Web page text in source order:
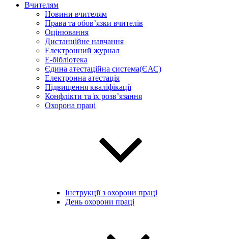
Вчителям
Новини вчителям
Права та обов’язки вчителів
Оцінювання
Дистанційне навчання
Електронний журнал
E-бібліотека
Єдина атестаційна система(ЄАС)
Електронна атестація
Підвищення кваліфікації
Конфлікти та їх розв’язання
Охорона праці
Інструкції з охорони праці
День охорони праці